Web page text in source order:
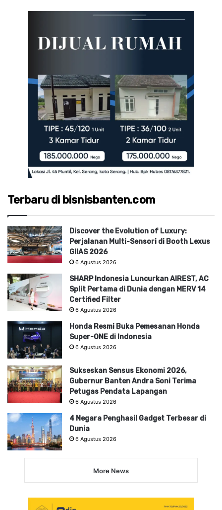
Terbaru di bisnisbanten.com
Discover the Evolution of Luxury:
Perjalanan Multi-Sensori di Booth Lexus
GIIAS 2026
6 Agustus 2026
SHARP Indonesia Luncurkan AIREST, AC
Split Pertama di Dunia dengan MERV 14
Certified Filter
6 Agustus 2026
Honda Resmi Buka Pemesanan Honda
Super-ONE di Indonesia
6 Agustus 2026
Sukseskan Sensus Ekonomi 2026,
Gubernur Banten Andra Soni Terima
Petugas Pendata Lapangan
6 Agustus 2026
4 Negara Penghasil Gadget Terbesar di
Dunia
6 Agustus 2026
More News